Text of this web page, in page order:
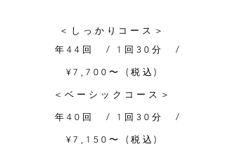
＜しっかりコース＞
年44回 / 1回30分 /
¥7,700〜 (税込)
＜ベーシックコース＞
年40回 / 1回30分 /
¥7,150〜 (税込)